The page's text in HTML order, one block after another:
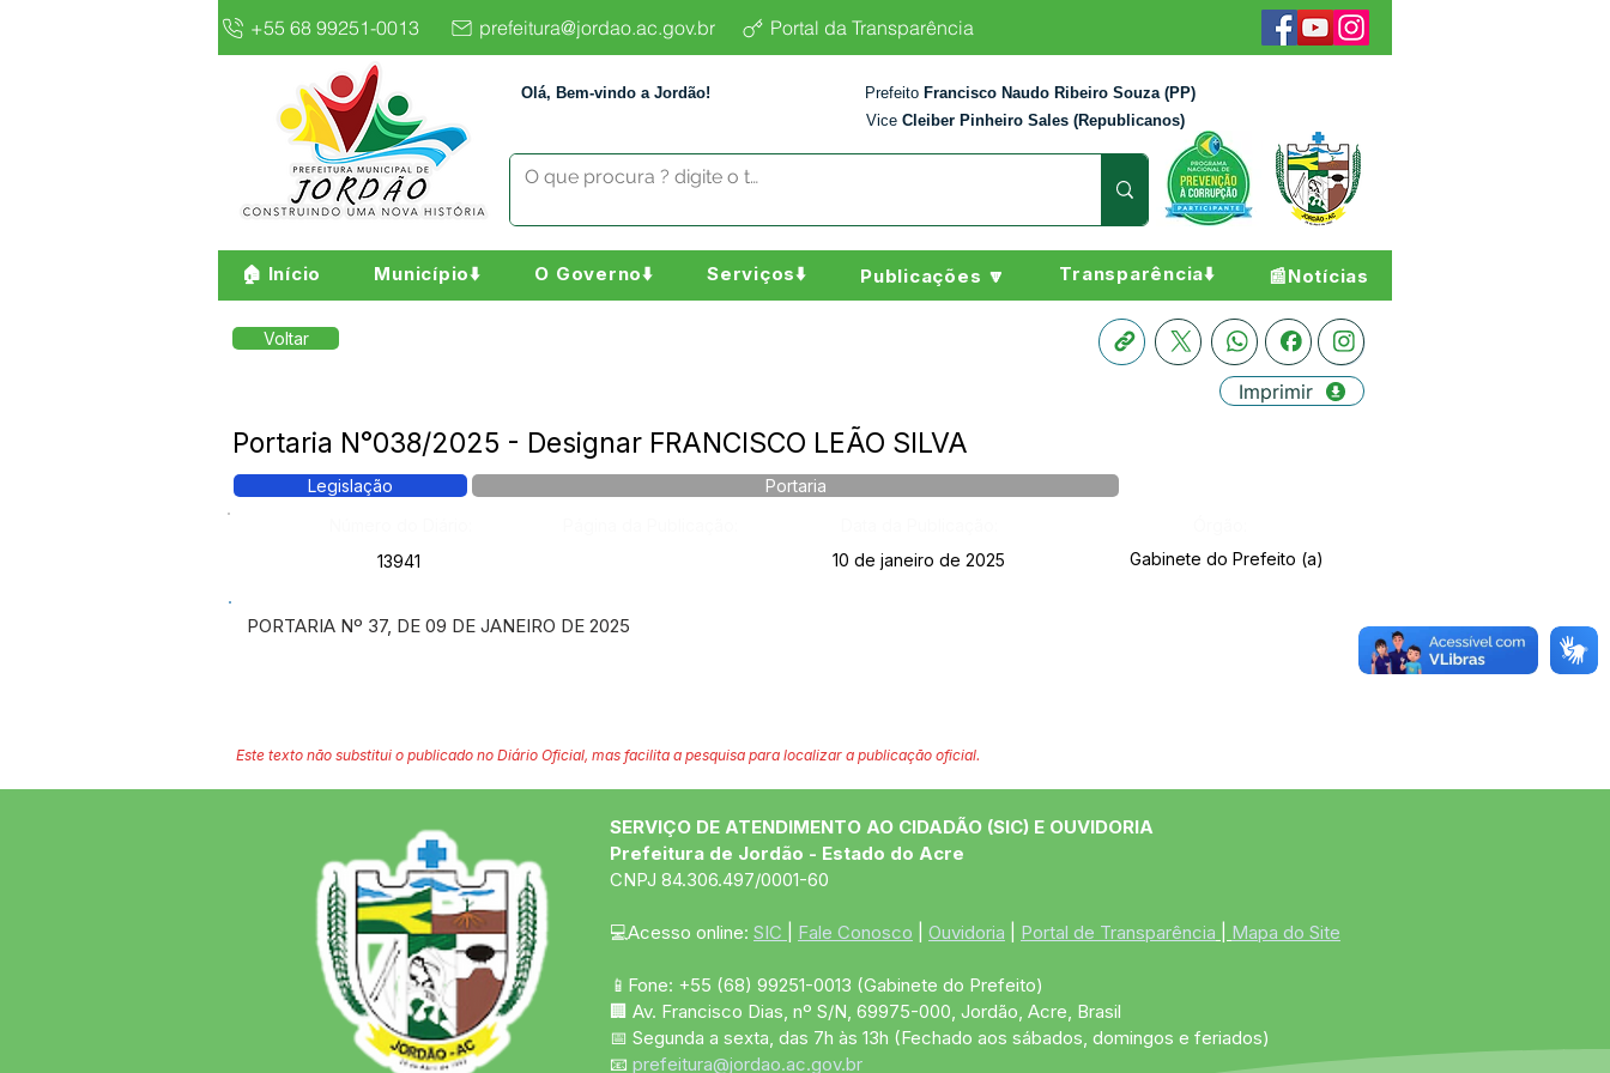
+55 68 99251-0013 prefeitura@jordao.ac.gov.br Portal da Transparência
Olá, Bem-vindo a Jordão! Prefeito Francisco Naudo Ribeiro Souza (PP)
Vice Cleiber Pinheiro Sales (Republicanos)
🏠 Início Município⬇️ O Governo⬇️ Serviços⬇️ Publicações 🔽 Transparência⬇️ 📰Notícias
Voltar
Imprimir
Portaria N°038/2025 - Designar FRANCISCO LEÃO SILVA
Legislação
Portaria
13941
10 de janeiro de 2025 Gabinete do Prefeito (a)
PORTARIA Nº 37, DE 09 DE JANEIRO DE 2025
Este texto não substitui o publicado no Diário Oficial, mas facilita a pesquisa para localizar a publicação oficial.
SERVIÇO DE ATENDIMENTO AO CIDADÃO (SIC) E OUVIDORIA
Prefeitura de Jordão - Estado do Acre
CNPJ 84.306.497/0001-60
💻Acesso online: SIC Fale Conosco Ouvidoria Portal de Transparência Mapa do Site
📱Fone: +55 (68) 99251-0013 (Gabinete do Prefeito)
🏢 Av. Francisco Dias, nº S/N, 69975-000, Jordão, Acre, Brasil
📅 Segunda a sexta, das 7h às 13h (Fechado aos sábados, domingos e feriados)
📧 prefeitura@jordao.ac.gov.br